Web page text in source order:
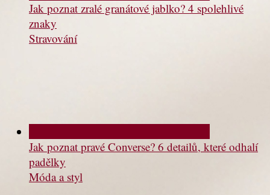
Jak poznat zralé granátové jablko? 4 spolehlivé
znaky
Stravování
Jak poznat pravé Converse? 6 detailů, které odhalí
padělky
Móda a styl